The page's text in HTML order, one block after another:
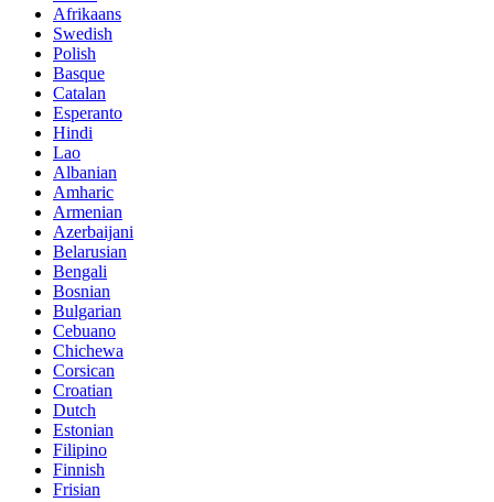
Afrikaans
Swedish
Polish
Basque
Catalan
Esperanto
Hindi
Lao
Albanian
Amharic
Armenian
Azerbaijani
Belarusian
Bengali
Bosnian
Bulgarian
Cebuano
Chichewa
Corsican
Croatian
Dutch
Estonian
Filipino
Finnish
Frisian